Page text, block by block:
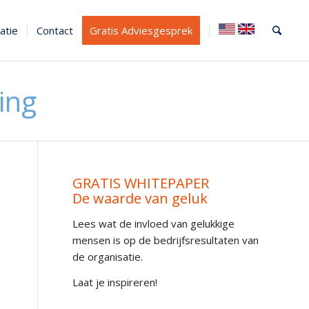
Contact Gratis Adviesgesprek
GRATIS WHITEPAPER
De waarde van geluk
Lees wat de invloed van gelukkige
mensen is op de bedrijfsresultaten van
de organisatie.
Laat je inspireren!